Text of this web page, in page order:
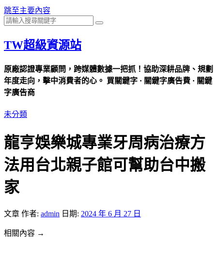
跳至主要內容
TW超級資源站
原廠認證專業顧問，跨媒體數據一把抓！協助深耕品牌、規劃
年度走向，擊中消費者的心。 買關鍵字 · 關鍵字廣告費 · 關鍵
字廣告商
未分類
龍亨娛樂城專業牙周病治療方
法用台北親子館可幫助台中搬
家
文章 作者: admin 日期: 2024 年 6 月 27 日
相關內容 →